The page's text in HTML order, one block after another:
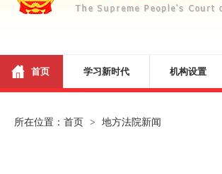
首页 学习新时代 机构设置
所在位置： 首页 > 地方法院新闻